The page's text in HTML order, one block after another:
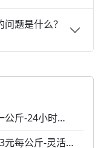
题是什么？
长春到山南物流专线-运费0.77元一公斤-24小时服务
乌鲁木齐到山南货运专线-运费0.53元每公斤-灵活调度